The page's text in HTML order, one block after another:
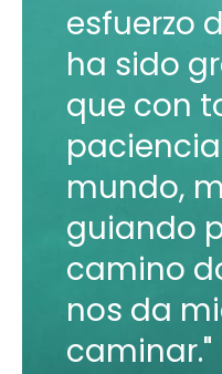
esfuerzo
ha sido
que con
mundo,
guiando
camino
nos da
caminar."